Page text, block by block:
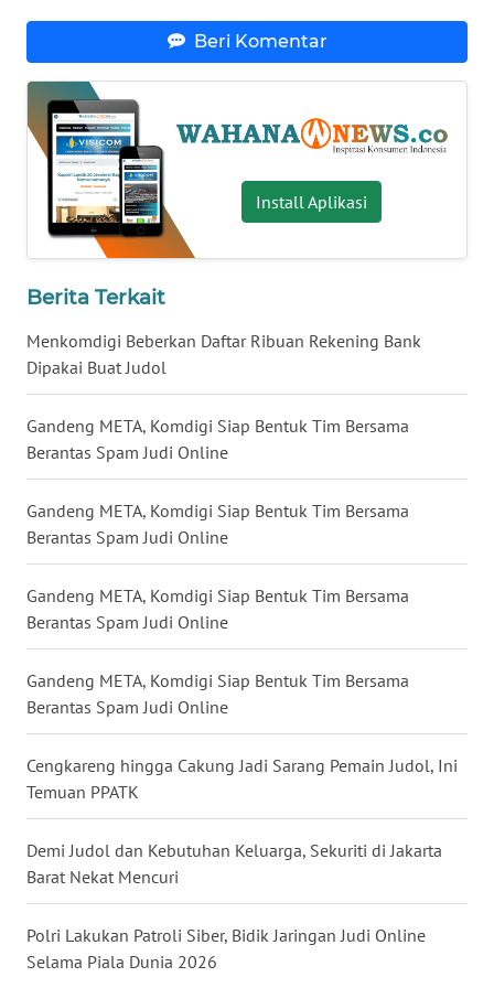
Beri Komentar
Install Aplikasi
Berita Terkait
Menkomdigi Beberkan Daftar Ribuan Rekening Bank
Dipakai Buat Judol
Gandeng META, Komdigi Siap Bentuk Tim Bersama
Berantas Spam Judi Online
Gandeng META, Komdigi Siap Bentuk Tim Bersama
Berantas Spam Judi Online
Gandeng META, Komdigi Siap Bentuk Tim Bersama
Berantas Spam Judi Online
Gandeng META, Komdigi Siap Bentuk Tim Bersama
Berantas Spam Judi Online
Cengkareng hingga Cakung Jadi Sarang Pemain Judol, Ini
Temuan PPATK
Demi Judol dan Kebutuhan Keluarga, Sekuriti di Jakarta
Barat Nekat Mencuri
Polri Lakukan Patroli Siber, Bidik Jaringan Judi Online
Selama Piala Dunia 2026
WN
SUMBAR
WN
SUMSEL
BENGKULU
WN
LAMPUNG
JATENG
WN
NUSANTARA
WN
JOGJA
WN
JATIM
WN
BALI
WN
KALBAR
WN
KALTENG